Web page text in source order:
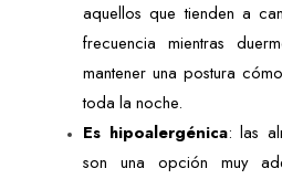
aquellos que tienden a
frecuencia mientras
mantener una postura
toda la noche.
Es hipoalergénica: las
son una opción muy